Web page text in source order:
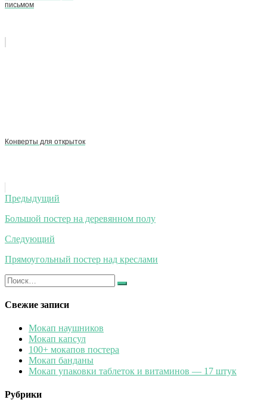
письмом
Конверты для открыток
Навигация
по
записям
Предыдущий
Большой постер на деревянном полу
Следующий
Прямоугольный постер над креслами
Искать:
Найти
Свежие записи
Мокап наушников
Мокап капсул
100+ мокапов постера
Мокап банданы
Мокап упаковки таблеток и витаминов — 17 штук
Рубрики